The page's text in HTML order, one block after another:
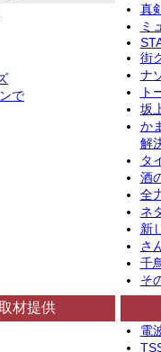
で
真
ミ
街
ナ
ト
坂
か
解
タ
酒
全
ネ
新
さ
千
そ
材提供
電